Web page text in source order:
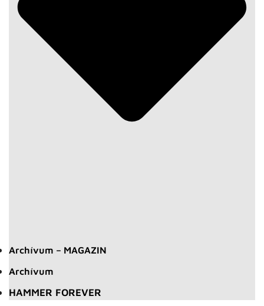
Archívum – MAGAZIN
Archívum
HAMMER FOREVER